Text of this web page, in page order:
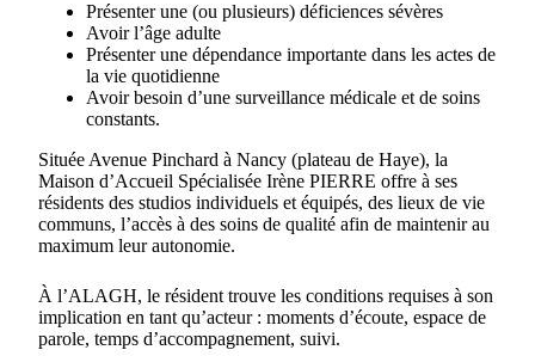
Présenter une (ou plusieurs) déficiences sévères
Avoir l’âge adulte
Présenter une dépendance importante dans les actes de
la vie quotidienne
Avoir besoin d’une surveillance médicale et de soins
constants.
Située Avenue Pinchard à Nancy (plateau de Haye), la
Maison d’Accueil Spécialisée Irène PIERRE offre à ses
résidents des studios individuels et équipés, des lieux de vie
communs, l’accès à des soins de qualité afin de maintenir au
maximum leur autonomie.
À l’ALAGH, le résident trouve les conditions requises à son
implication en tant qu’acteur : moments d’écoute, espace de
parole, temps d’accompagnement, suivi.